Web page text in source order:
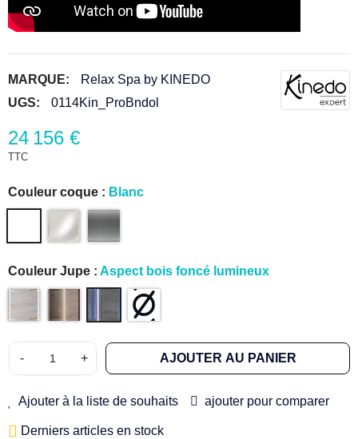
MARQUE:
Relax Spa by KINEDO
UGS:
0114Kin_ProBndol
24 156 €
TTC
Couleur coque : Blanc
Couleur Jupe : Aspect bois foncé lumineux
- + AJOUTER AU PANIER
Ajouter à la liste de souhaits ajouter pour comparer
Derniers articles en stock